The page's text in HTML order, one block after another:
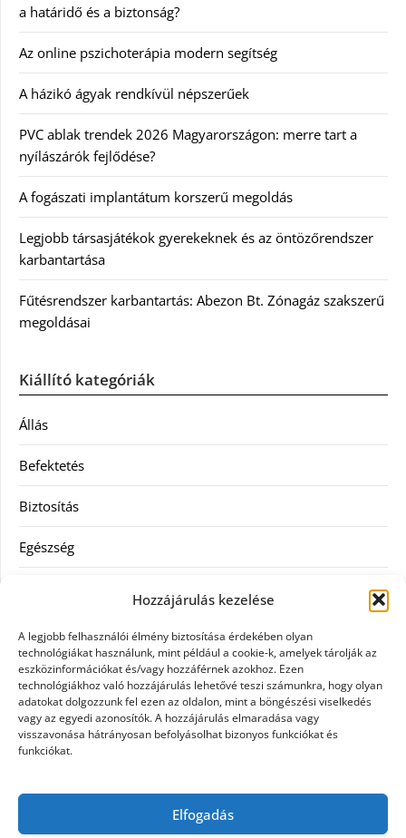
Hozzájárulás kezelése
A legjobb felhasználói élmény biztosítása érdekében olyan
technológiákat használunk, mint például a cookie-k, amelyek tárolják az
eszközinformációkat és/vagy hozzáférnek azokhoz. Ezen
technológiákhoz való hozzájárulás lehetővé teszi számunkra, hogy olyan
adatokat dolgozzunk fel ezen az oldalon, mint a böngészési viselkedés
vagy az egyedi azonosítók. A hozzájárulás elmaradása vagy
visszavonása hátrányosan befolyásolhat bizonyos funkciókat és
funkciókat.
Elfogadás
a határidő és a biztonság?
Az online pszichoterápia modern segítség
A házikó ágyak rendkívül népszerűek
PVC ablak trendek 2026 Magyarországon: merre tart a
nyílászárók fejlődése?
A fogászati implantátum korszerű megoldás
Legjobb társasjátékok gyerekeknek és az öntözőrendszer
karbantartása
Fűtésrendszer karbantartás: Abezon Bt. Zónagáz szakszerű
megoldásai
Kiállító kategóriák
Állás
Befektetés
Biztosítás
Egészség
Ingatlan
Művészetek és szórakozás
Múzeumok
Szolgáltatás
Szórakozás
Webáruház